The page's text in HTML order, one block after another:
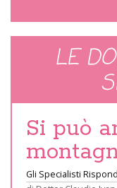
LE
Si può
Gli Specialisti